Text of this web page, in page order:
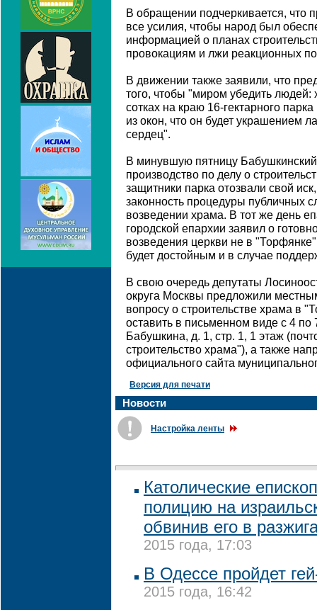
В обращении подчеркивается, что
все усилия, чтобы народ был
информацией о планах
провокациям и лжи реакционных
В движении также заявили, что
того, чтобы "миром убедить
сотках на краю 16-гектарного
из окон, что он будет украшением
сердец".
В минувшую пятницу
производство по делу о
защитники парка отозвали свой
законность процедуры публичных
возведении храма. В тот же день
городской епархии заявил о
возведения церкви не в
будет достойным и в случае
В свою очередь депутаты
округа Москвы предложили
вопросу о строительстве храма в
оставить в письменном виде с 4 по
Бабушкина, д. 1, стр. 1, 1 этаж
строительство храма"), а также
официального сайта
Версия для печати
Новости
Настройка ленты
Католические
полицию на
обвинив его в
2015 года, 17:03
В Одессе пройдет
2015 года, 16:42